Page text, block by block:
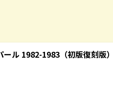
ル 1982-1983（初版復刻版）